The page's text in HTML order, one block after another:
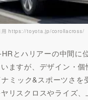
用 https://toyota.jp/corollacross/
HRとハリアーの中間に
ますが、デザイン・
ミック&スポーツさを
リスクロスやライズ